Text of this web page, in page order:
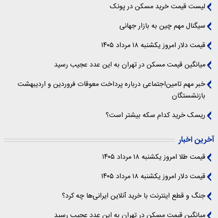
لیست قیمت خرید مسکن در پونک
سیگنال‌ مهم چین به بازار جهانی
قیمت دلار امروز یکشنبه ۱۸ مرداد ۱۴۰۵
میانگین قیمت مسکن در تهران به این عدد عجیب رسید
خبر مهم تامین‌اجتماعی درباره پرداخت معوقات فروردین و اردیبهشت
بازنشستگان
ریسک خرید کدام سکه بیشتر است؟
آخرین اخبار
قیمت طلا امروز یکشنبه ۱۸ مرداد ۱۴۰۵
قیمت دلار امروز یکشنبه ۱۸ مرداد ۱۴۰۵
جنگ و قطع اینترنت با خرید آنلاین ایرانی‌ها چه کرد؟